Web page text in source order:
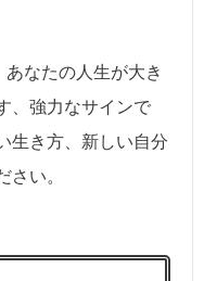
なたの人生が大き
、強力なサインで
生き方、新しい自分
さい。